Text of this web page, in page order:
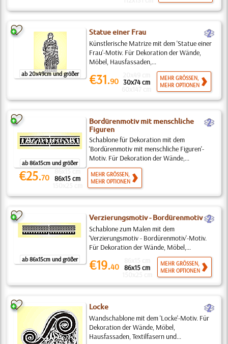
ab 20x49cm und größer
Statue einer Frau b
Künstlerische Matrize mit dem 'Statue einer
Frau'-Motiv. Für Dekoration der Wände,
Möbel, Hausfassaden,...
€31.90 30x74 cm
MEHR GRÖSSEN,
MEHR OPTIONEN
ab 86x15cm und größer
Bordürenmotiv mit menschliche
Figuren
b
Schablone für Dekoration mit dem
'Bordürenmotiv mit menschliche Figuren'-
Motiv. Für Dekoration der Wände,...
€25.70
86x15 cm
86x15 cm
MEHR GRÖSSEN,
MEHR OPTIONEN
ab 86x15cm und größer
Verzierungsmotiv - Bordürenmotivb
Schablone zum Malen mit dem
'Verzierungsmotiv - Bordürenmotiv'-Motiv.
Für Dekoration der Wände, Möbel,...
€19.40 86x15 cm
MEHR GRÖSSEN,
MEHR OPTIONEN
Locke b
Wandschablone mit dem 'Locke'-Motiv. Für
Dekoration der Wände, Möbel,
Hausfassaden, Textilfasern und...